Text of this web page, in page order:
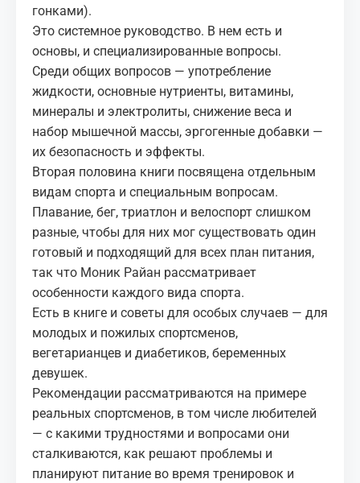
гонками).
Это системное руководство. В нем есть и
основы, и специализированные вопросы.
Среди общих вопросов — употребление
жидкости, основные нутриенты, витамины,
минералы и электролиты, снижение веса и
набор мышечной массы, эргогенные добавки —
их безопасность и эффекты.
Вторая половина книги посвящена отдельным
видам спорта и специальным вопросам.
Плавание, бег, триатлон и велоспорт слишком
разные, чтобы для них мог существовать один
готовый и подходящий для всех план питания,
так что Моник Райан рассматривает
особенности каждого вида спорта.
Есть в книге и советы для особых случаев — для
молодых и пожилых спортсменов,
вегетарианцев и диабетиков, беременных
девушек.
Рекомендации рассматриваются на примере
реальных спортсменов, в том числе любителей
— с какими трудностями и вопросами они
сталкиваются, как решают проблемы и
планируют питание во время тренировок и